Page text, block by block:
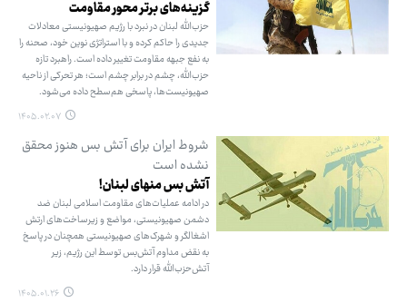
گزینه‌های برتر محور مقاومت
حزب‌الله لبنان در نبرد با رژیم صهیونیستی معادلات
جدیدی را حاکم کرده و با استراتژی نوین خود، صحنه را
به نفع جبهه مقاومت تغییر داده است. راهبرد تازه
حزب‌الله، چشم در برابر چشم است؛ هر تحرکی از ناحیه
صهیونیست‌ها، پاسخی هم‌سطح داده می‌شود.
۱۴۰۵.۰۲.۰۷
شروط ایران برای آتش بس هنوز محقق
نشده است
آتش بس منهای لبنان!
در ادامه عملیات‌های مقاومت اسلامی لبنان ضد
دشمن صهیونیستی، مواضع و زیرساخت‌های ارتش
اشغالگر و شهرک‌های صهیونیستی همچنان در پاسخ
به نقض مداوم آتش‌بس توسط این رژیم، زیر
آتش‌حزب‌الله قرار دارد.
۱۴۰۵.۰۱.۲۶